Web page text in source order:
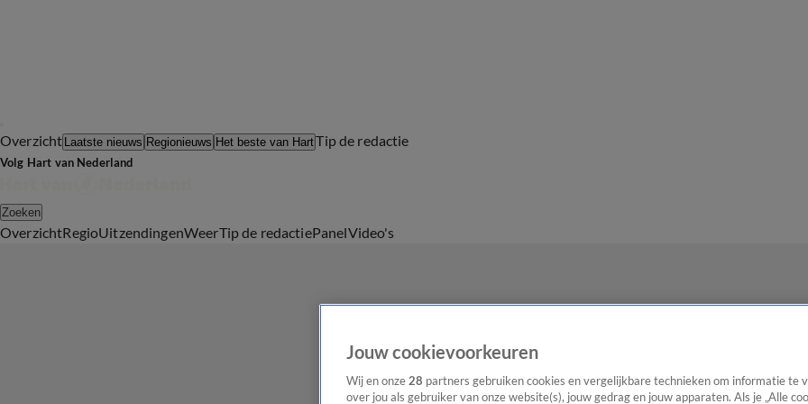
Overzicht Laatste nieuws Regionieuws Het beste van HartTip de redactie
Volg Hart van Nederland
Zoeken
OverzichtRegioUitzendingenWeerTip de redactiePanelVideo's
Jouw cookievoorkeuren
Wij en onze 28 partners gebruiken cookies en vergelijkbare technieken om informatie te
over jou als gebruiker van onze website(s), jouw gedrag en jouw apparaten. Als je „Alle